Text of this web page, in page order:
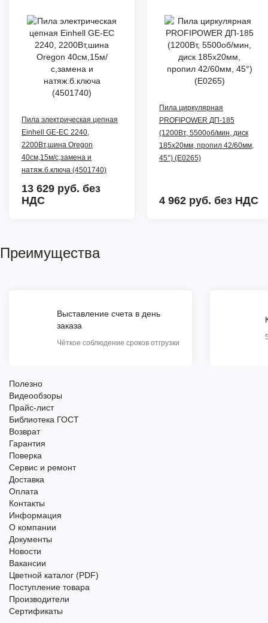
Пила электрическая цепная
Einhell GE-EC 2240,
2200Вт,шина Oregon
40см,15м/с,замена и
натяж.б.ключа (4501740)
13 629 руб. без
НДС
Пила циркулярная
PROFIPOWER ДП-185
(1200Вт, 5500об/мин, диск
185х20мм, пропил 42/60мм,
45°) (E0265)
4 962 руб. без НДС
Преимущества
Выставление счета в день
заказа
Чёткое соблюдение сроков отгрузки
Полезно
Видеообзоры
Прайс-лист
Библиотека ГОСТ
Возврат
Гарантия
Поверка
Сервис и ремонт
Доставка
Оплата
Контакты
Информация
О компании
Документы
Новости
Вакансии
Цветной каталог (PDF)
Поступление товара
Производители
Сертификаты